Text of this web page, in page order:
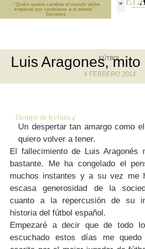
- "Quién quiera cambiar el mundo debe
empezar por cambiarse a si mismo" -
Sócrates
FÚTBOL
Luis Aragones, mito
4 FEBRERO 2014
Tiempo de lectura4'
Un despertar tan amargo como
quiero volver a tener.
El fallecimiento de Luis Aragonés
bastante. Me ha congelado el
muchos instantes y a su vez me
escasa generosidad de la
cuanto a la repercusión de su
historia del fútbol español.
Empezaré a decir que de todo
escuchado estos días me